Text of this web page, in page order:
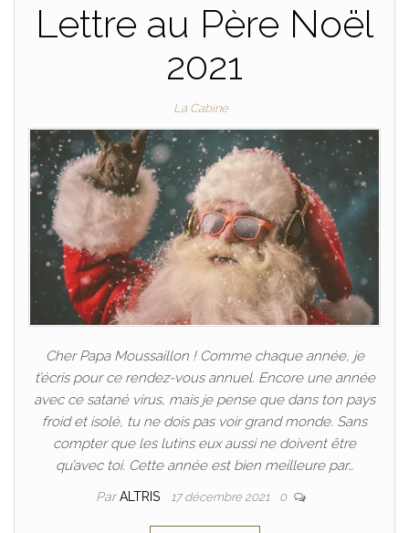
Lettre au Père Noël
2021
La Cabine
Cher Papa Moussaillon ! Comme chaque année, je
t’écris pour ce rendez-vous annuel. Encore une année
avec ce satané virus, mais je pense que dans ton pays
froid et isolé, tu ne dois pas voir grand monde. Sans
compter que les lutins eux aussi ne doivent être
qu’avec toi. Cette année est bien meilleure par…
ParALTRIS 17 décembre 2021 0